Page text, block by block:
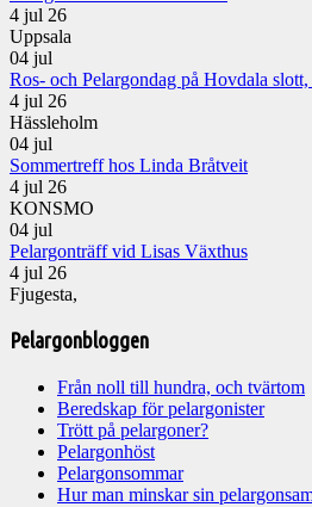
4 jul 26
Uppsala
04 jul
Ros- och Pelargondag på Hovdala
4 jul 26
Hässleholm
04 jul
Sommertreff hos Linda Bråtveit
4 jul 26
KONSMO
04 jul
Pelargonträff vid Lisas Växthus
4 jul 26
Fjugesta,
Pelargonbloggen
Från noll till hundra, och tvärtom
Beredskap för pelargonister
Trött på pelargoner?
Pelargonhöst
Pelargonsommar
Hur man minskar sin